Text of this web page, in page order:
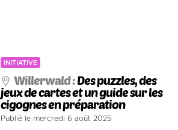
INITIATIVE
Willerwald :Des puzzles, des
jeux de cartes et un guide sur les
cigognes en préparation
Publié le mercredi 6 août 2025